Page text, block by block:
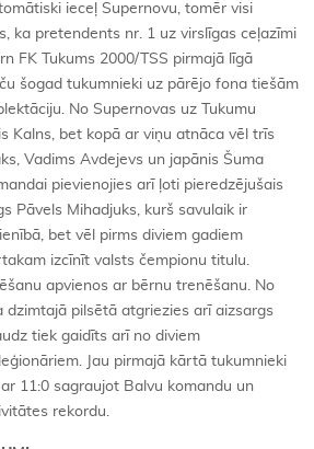
ieceļ Supernovu, tomēr visi
ka pretendents nr. 1 uz virslīgas ceļazīmi
FK Tukums 2000/TSS pirmajā līgā
šogad tukumnieki uz pārējo fona tiešām
No Supernovas uz Tukumu
Kalns, bet kopā ar viņu atnāca vēl trīs
Vadims Avdejevs un japānis Šuma
pievienojies arī ļoti pieredzējušais
Pāvels Mihadjuks, kurš savulaik ir
bet vēl pirms diviem gadiem
izcīnīt valsts čempionu titulu.
apvienos ar bērnu trenēšanu. No
dzimtajā pilsētā atgriezies arī aizsargs
tiek gaidīts arī no diviem
Jau pirmajā kārtā tukumnieki
11:0 sagraujot Balvu komandu un
rekordu.